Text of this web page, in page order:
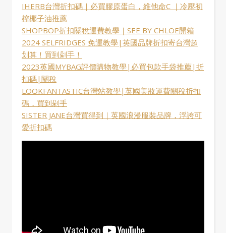
IHERB台灣折扣碼｜必買膠原蛋白，維他命C ｜冷壓初
榨椰子油推薦
SHOPBOP折扣關稅運費教學｜SEE BY CHLOE開箱
2024 SELFRIDGES 免運教學|英國品牌折扣寄台灣超
划算！買到剁手！
2023英國MYBAG評價購物教學|必買包款手袋推薦|折
扣碼|關稅
LOOKFANTASTIC台灣站教學|英國美妝運費關稅折扣
碼，買到剁手
SISTER JANE台灣買得到｜英國浪漫服裝品牌，浮誇可
愛折扣碼